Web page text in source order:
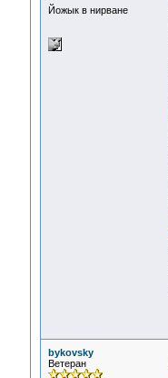
Йожык в нирване
bykovsky
Ветеран